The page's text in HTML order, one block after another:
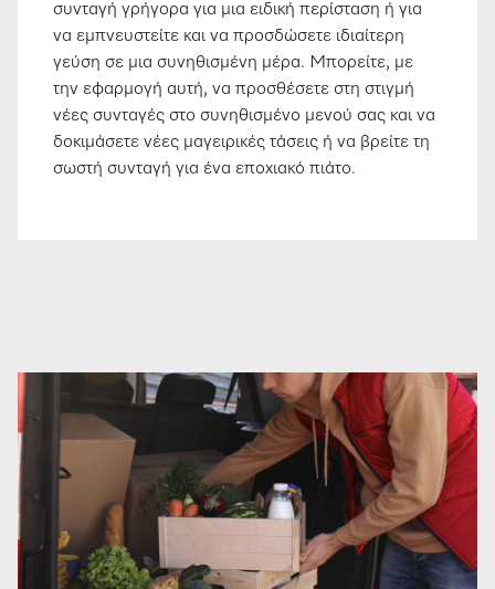
συνταγή γρήγορα για μια ειδική περίσταση ή για
να εμπνευστείτε και να προσδώσετε ιδιαίτερη
γεύση σε μια συνηθισμένη μέρα. Μπορείτε, με
την εφαρμογή αυτή, να προσθέσετε στη στιγμή
νέες συνταγές στο συνηθισμένο μενού σας και να
δοκιμάσετε νέες μαγειρικές τάσεις ή να βρείτε τη
σωστή συνταγή για ένα εποχιακό πιάτο.